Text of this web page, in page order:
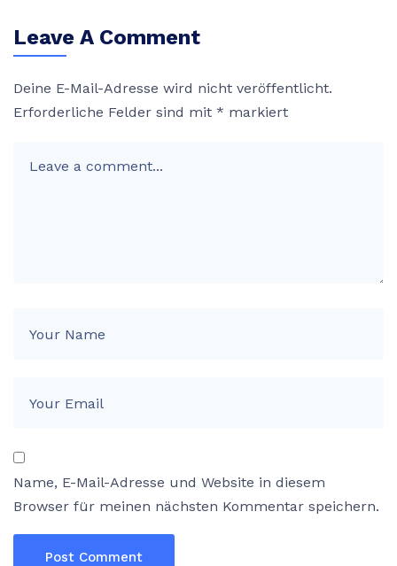
Leave A Comment
Deine E-Mail-Adresse wird nicht veröffentlicht.
Erforderliche Felder sind mit * markiert
Name, E-Mail-Adresse und Website in diesem
Browser für meinen nächsten Kommentar speichern.
Post Comment